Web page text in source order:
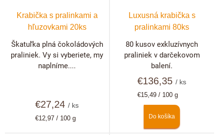
Krabička s pralinkami a
hľuzovkami 20ks
€27,24/ ks
Jednotková
€12,97 / 100 g
Škatuľka plná čokoládových
praliniek. Vy si vyberiete, my
naplníme....
Luxusná krabička s
pralinkami 80ks
€136,35/ ks
Jednotková
€15,49 / 100 g
Do košíka
80 kusov exkluzívnych
praliniek v darčekovom
balení.